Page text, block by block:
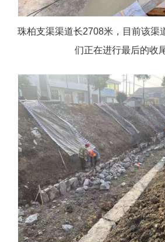
珠柏支渠渠道长2708米，目前该渠
们正在进行最后的收